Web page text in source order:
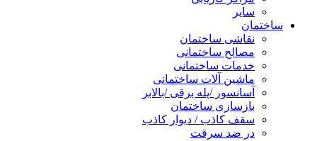
سایر
ساختمان
نقاشی ساختمان
مصالح ساختمانی
خدمات ساختمانی
ماشین آلات ساختمانی
آسانسور /پله برقی /بالابر
بازسازی ساختمان
سقف کاذب / دیوار کاذب
در ضد سرقت